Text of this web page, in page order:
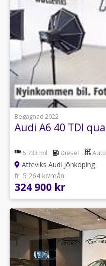
Begagnad 2022
Audi A6 40 TDI
5 733 mil Diesel
Atteviks Audi Jönköping
fr. 5 264 kr/mån
324 900 kr